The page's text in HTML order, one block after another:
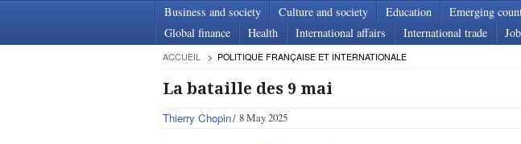
Business and society Culture and society Education Emerging
Global finance
Health International affairs International trade
ACCUEIL POLITIQUE FRANÇAISE ET INTERNATIONALE
La bataille des 9 mai
Thierry Chopin 8 May 2025